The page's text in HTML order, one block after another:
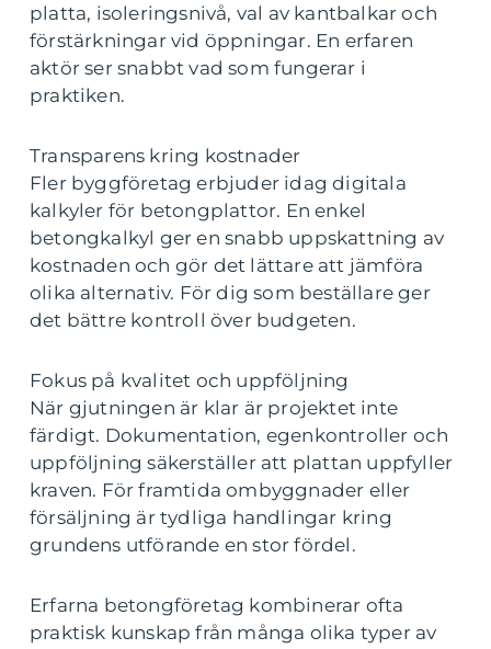
platta, isoleringsnivå, val av kantbalkar och
förstärkningar vid öppningar. En erfaren
aktör ser snabbt vad som fungerar i
praktiken.
Transparens kring kostnader
Fler byggföretag erbjuder idag digitala
kalkyler för betongplattor. En enkel
betongkalkyl ger en snabb uppskattning av
kostnaden och gör det lättare att jämföra
olika alternativ. För dig som beställare ger
det bättre kontroll över budgeten.
Fokus på kvalitet och uppföljning
När gjutningen är klar är projektet inte
färdigt. Dokumentation, egenkontroller och
uppföljning säkerställer att plattan uppfyller
kraven. För framtida ombyggnader eller
försäljning är tydliga handlingar kring
grundens utförande en stor fördel.
Erfarna betongföretag kombinerar ofta
praktisk kunskap från många olika typer av